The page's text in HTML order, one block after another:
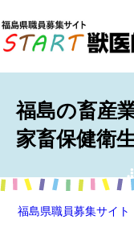
福島の畜産
家畜保健衛
福島県職員募集サイ